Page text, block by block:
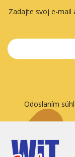
Zadajte svoj e-mail
Odoslaním